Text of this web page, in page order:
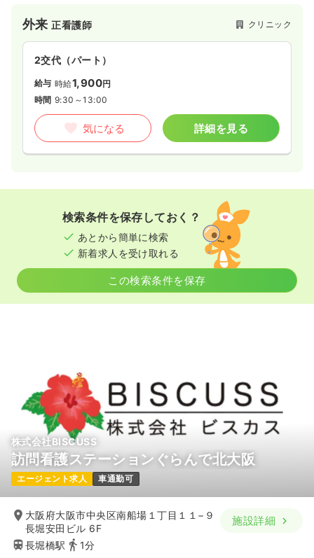
外来正看護師 クリニック
2交代（パート）
給与 時給1,900円
時間 9:30～13:00
気になる 詳細を見る
検索条件を保存しておく？
あとから簡単に検索
新着求人を受け取れる
この検索条件を保存
株式会社BISCUSS
訪問看護ステーションぐらんで北大阪
エージェント求人 車通勤可
大阪府大阪市中央区南船場１丁目１１−９
長堀安田ビル 6F
長堀橋駅
1分
施設詳細